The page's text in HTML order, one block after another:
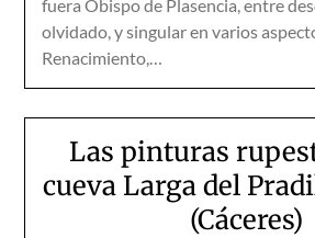
fuera Obispo de Plasencia, entre
olvidado, y singular en varios
Renacimiento,…
Las pinturas
cueva Larga del
(Cáceres)